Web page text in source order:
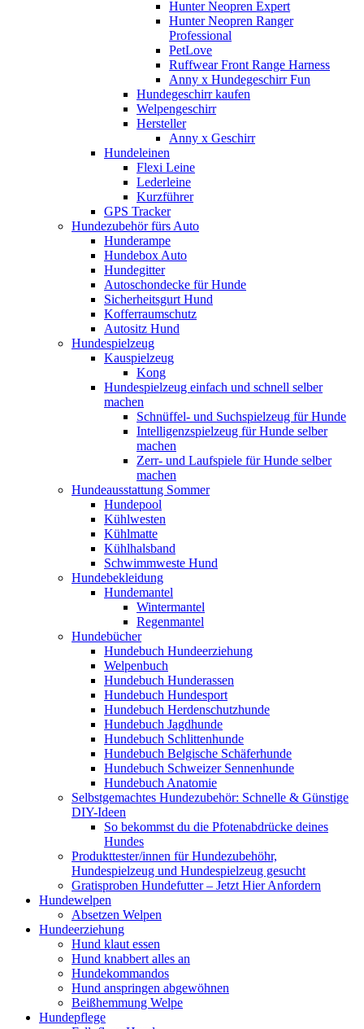
Hunter Neopren Expert
Hunter Neopren Ranger
Professional
PetLove
Ruffwear Front Range Harness
Anny x Hundegeschirr Fun
Hundegeschirr kaufen
Welpengeschirr
Hersteller
Anny x Geschirr
Hundeleinen
Flexi Leine
Lederleine
Kurzführer
GPS Tracker
Hundezubehör fürs Auto
Hunderampe
Hundebox Auto
Hundegitter
Autoschondecke für Hunde
Sicherheitsgurt Hund
Kofferraumschutz
Autositz Hund
Hundespielzeug
Kauspielzeug
Kong
Hundespielzeug einfach und schnell selber
machen
Schnüffel- und Suchspielzeug für Hunde
Intelligenzspielzeug für Hunde selber
machen
Zerr- und Laufspiele für Hunde selber
machen
Hundeausstattung Sommer
Hundepool
Kühlwesten
Kühlmatte
Kühlhalsband
Schwimmweste Hund
Hundebekleidung
Hundemantel
Wintermantel
Regenmantel
Hundebücher
Hundebuch Hundeerziehung
Welpenbuch
Hundebuch Hunderassen
Hundebuch Hundesport
Hundebuch Herdenschutzhunde
Hundebuch Jagdhunde
Hundebuch Schlittenhunde
Hundebuch Belgische Schäferhunde
Hundebuch Schweizer Sennenhunde
Hundebuch Anatomie
Selbstgemachtes Hundezubehör: Schnelle & Günstige
DIY-Ideen
So bekommst du die Pfotenabdrücke deines
Hundes
Produkttester/innen für Hundezubehöhr,
Hundespielzeug und Hundespielzeug gesucht
Gratisproben Hundefutter – Jetzt Hier Anfordern
Hundewelpen
Absetzen Welpen
Hundeerziehung
Hund klaut essen
Hund knabbert alles an
Hundekommandos
Hund anspringen abgewöhnen
Beißhemmung Welpe
Hundepflege